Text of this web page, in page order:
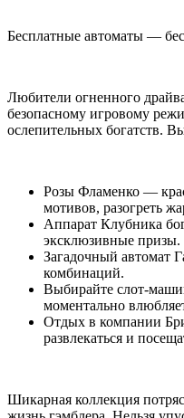
Бесплатные автоматы —
Любители огненного
безопасному игровому
ослепительных богатств.
Розы Фламенко —
мотивов, разогреть
Аппарат Клубника
эксклюзивные призы.
Загадочный автомат
комбинаций.
Выбирайте слот-
моментально
Отдых в компании
развлекаться и
Шикарная коллекция